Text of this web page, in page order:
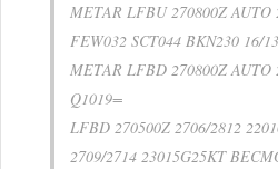
METAR LFBU 270800Z AUTO
FEW032 SCT044 BKN230 16/
METAR LFBD 270800Z AUTO
Q1019=
LFBD 270500Z 2706/2812
2709/2714 23015G25KT